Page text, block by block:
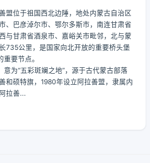
盟位于祖国西北边陲，地处内蒙古自治区
、巴彦淖尔市、鄂尔多斯市，南连甘肃省
与甘肃省酒泉市、嘉峪关市毗邻，北与蒙
735公里，是国家向北开放的重要桥头堡
重要节点。
意为“五彩斑斓之地”，源于古代蒙古部落
和硕特旗，1980年设立阿拉善盟，隶属内
拉善...